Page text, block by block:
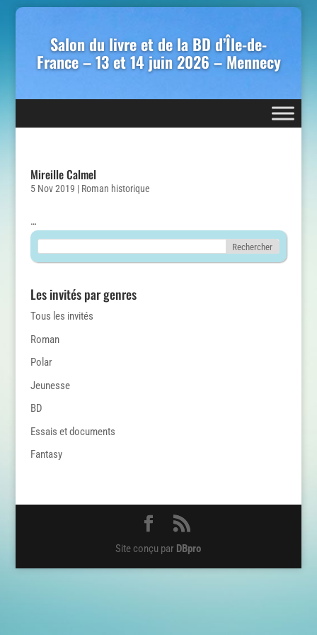
Salon du livre et de la BD d’Île-de-
France – 13 et 14 juin 2026 – Mennecy
Mireille Calmel
5 Nov 2019 | Roman historique
…
Les invités par genres
Tous les invités
Roman
Polar
Jeunesse
BD
Essais et documents
Fantasy
Site conçu par DBpro